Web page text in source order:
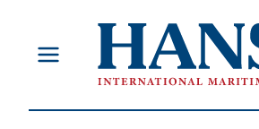
springen